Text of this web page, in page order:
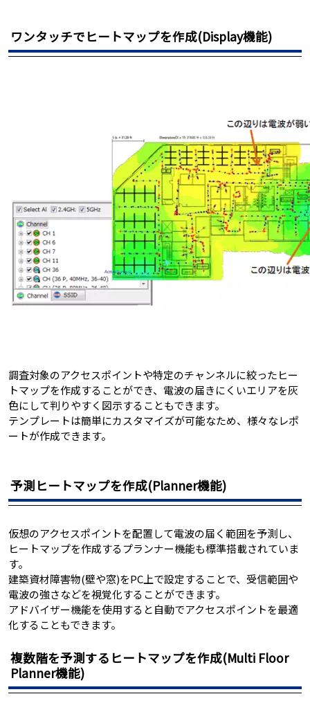
ワンタッチでヒートマップを作成(Display機能)
調査対象のアクセスポイントや特定のチャンネルに絞ったヒー
トマップを作成することができ、電波の届きにくいエリアを灰
色にして判りやすく図示することもできます。
テンプレートは簡単にカスタマイズが可能なため、様々なレポ
ートが作成できます。
予測ヒートマップを作成(Planner機能)
仮想のアクセスポイントを配置して電波の届く範囲を予測し、
ヒートマップを作成するプランナー機能も標準搭載されていま
す。
建築資材障害物(壁や窓)をPC上で設定することで、受信範囲や
電波の強さなどを視覚化することができます。
アドバイザー機能を使用すると自動でアクセスポイントを最適
化することもできます。
複数階を予測するヒートマップを作成(Multi Floor
Planner機能)